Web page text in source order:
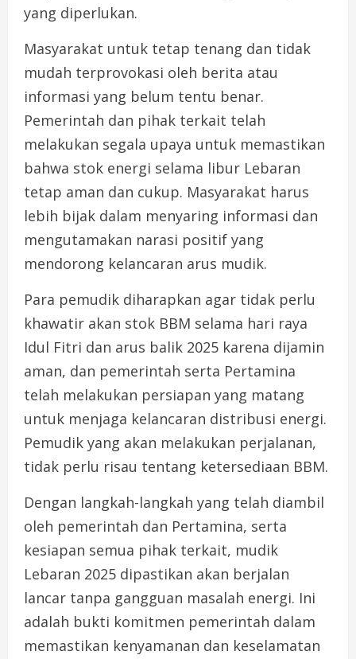
yang diperlukan.
Masyarakat untuk tetap tenang dan tidak
mudah terprovokasi oleh berita atau
informasi yang belum tentu benar.
Pemerintah dan pihak terkait telah
melakukan segala upaya untuk memastikan
bahwa stok energi selama libur Lebaran
tetap aman dan cukup. Masyarakat harus
lebih bijak dalam menyaring informasi dan
mengutamakan narasi positif yang
mendorong kelancaran arus mudik.
Para pemudik diharapkan agar tidak perlu
khawatir akan stok BBM selama hari raya
Idul Fitri dan arus balik 2025 karena dijamin
aman, dan pemerintah serta Pertamina
telah melakukan persiapan yang matang
untuk menjaga kelancaran distribusi energi.
Pemudik yang akan melakukan perjalanan,
tidak perlu risau tentang ketersediaan BBM.
Dengan langkah-langkah yang telah diambil
oleh pemerintah dan Pertamina, serta
kesiapan semua pihak terkait, mudik
Lebaran 2025 dipastikan akan berjalan
lancar tanpa gangguan masalah energi. Ini
adalah bukti komitmen pemerintah dalam
memastikan kenyamanan dan keselamatan